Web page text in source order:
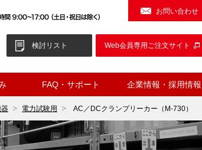
お問い合わせ
検討リスト Web会員専用ご注文サイト
FAQ・サポート 企業情報・採用情報
電力試験用 AC／DCクランプリーカー（M-730）